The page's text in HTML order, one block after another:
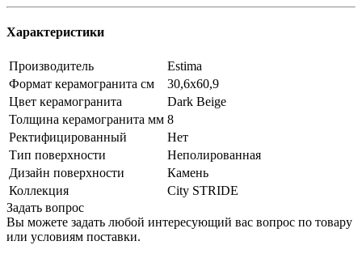
Характеристики
Производитель
Estima
Формат керамогранита см
30,6х60,9
Цвет керамогранита
Dark Beige
Толщина керамогранита мм 8
Ректифицированный
Нет
Тип поверхности
Неполированная
Дизайн поверхности
Камень
Коллекция
City STRIDE
Задать вопрос
Вы можете задать любой интересующий вас вопрос по товару
или условиям поставки.